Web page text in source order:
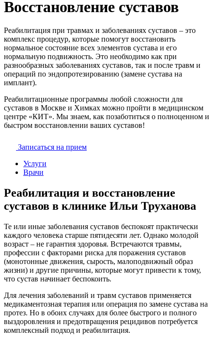
Восстановление суставов
Реабилитация при травмах и заболеваниях суставов – это
комплекс процедур, которые помогут восстановить
нормальное состояние всех элементов сустава и его
нормальную подвижность. Это необходимо как при
разнообразных заболеваниях суставов, так и после травм и
операций по эндопротезированию (замене сустава на
имплант).
Реабилитационные программы любой сложности для
суставов в Москве и Химках можно пройти в медицинском
центре «КИТ». Мы знаем, как позаботиться о полноценном и
быстром восстановлении ваших суставов!
Записаться на прием
Услуги
Врачи
Реабилитация и восстановление
суставов в клинике Ильи Труханова
Те или иные заболевания суставов беспокоят практически
каждого человека старше пятидесяти лет. Однако молодой
возраст – не гарантия здоровья. Встречаются травмы,
профессии с факторами риска для поражения суставов
(монотонные движения, сырость, малоподвижный образ
жизни) и другие причины, которые могут привести к тому,
что сустав начинает беспокоить.
Для лечения заболеваний и травм суставов применяется
медикаментозная терапия или операция по замене сустава на
протез. Но в обоих случаях для более быстрого и полного
выздоровления и предотвращения рецидивов потребуется
комплексный подход и реабилитация.